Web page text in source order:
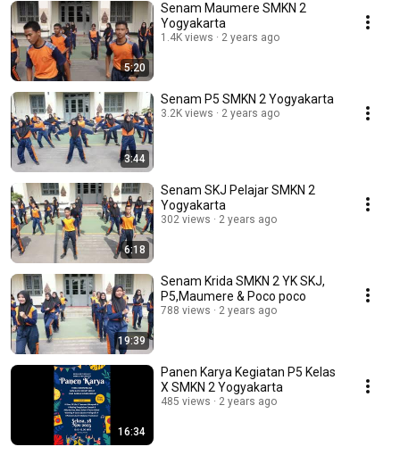
5:20
Senam Maumere SMKN 2
Yogyakarta
1.4K views 2 years ago
3:44
Senam P5 SMKN 2 Yogyakarta
3.2K views 2 years ago
6:18
Senam SKJ Pelajar SMKN 2
Yogyakarta
302 views 2 years ago
19:39
Senam Krida SMKN 2 YK SKJ,
P5,Maumere & Poco poco
788 views 2 years ago
16:34
Panen Karya Kegiatan P5 Kelas
X SMKN 2 Yogyakarta
485 views 2 years ago